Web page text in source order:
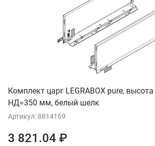
Комплект царг LEGRABOX pure,
НД=350 мм, белый шелк
Артикул: 8814169
3 821.04 ₽